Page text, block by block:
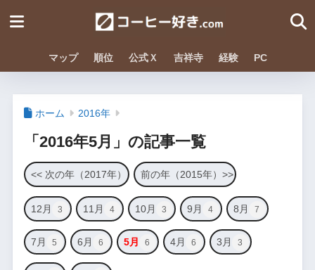
マップ 順位 公式Ｘ 吉祥寺 経験 PC
ホーム 2016年
「2016年5月」の記事一覧
<< 次の年（2017年） 前の年（2015年）>>
12月 3 11月 4 10月 3 9月 4 8月 7
7月 5 6月 6 5月 6 4月 6 3月 3